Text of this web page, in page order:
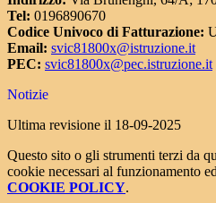
Tel: 0196890670
Codice Univoco di Fatturazione:
Email: svic81800x@istruzione.it
PEC: svic81800x@pec.istruzione.it
Notizie
Ultima revisione il 18-09-2025
Questo sito o gli strumenti terzi da
cookie necessari al funzionamento
COOKIE POLICY.